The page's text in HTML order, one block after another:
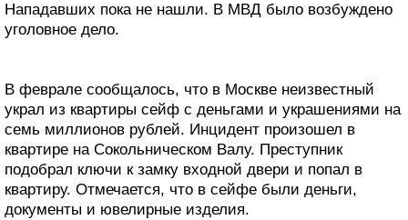
Нападавших пока не нашли. В МВД было возбуждено
уголовное дело.
В феврале сообщалось, что в Москве неизвестный
украл из квартиры сейф с деньгами и украшениями на
семь миллионов рублей. Инцидент произошел в
квартире на Сокольническом Валу. Преступник
подобрал ключи к замку входной двери и попал в
квартиру. Отмечается, что в сейфе были деньги,
документы и ювелирные изделия.